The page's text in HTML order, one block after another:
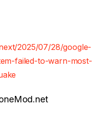
2025/07/28/google-
failed-to-warn-most-